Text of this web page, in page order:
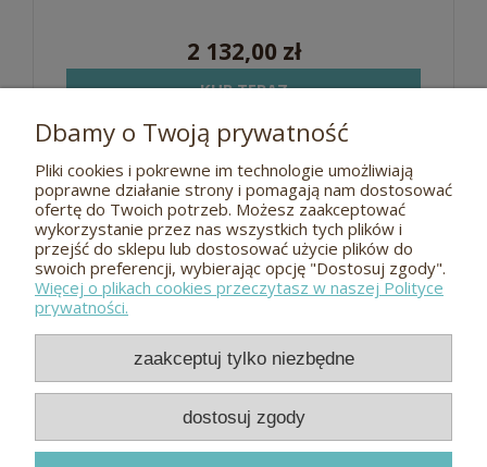
2 132,00 zł
KUP TERAZ
Pomoc
O nas
Płatności i dostawa
Kontakt
Dbamy o Twoją prywatność
Pliki cookies i pokrewne im technologie umożliwiają
poprawne działanie strony i pomagają nam dostosować
ofertę do Twoich potrzeb. Możesz zaakceptować
wykorzystanie przez nas wszystkich tych plików i
przejść do sklepu lub dostosować użycie plików do
swoich preferencji, wybierając opcję "Dostosuj zgody".
Więcej o plikach cookies przeczytasz w naszej Polityce
prywatności.
zaakceptuj tylko niezbędne
dostosuj zgody